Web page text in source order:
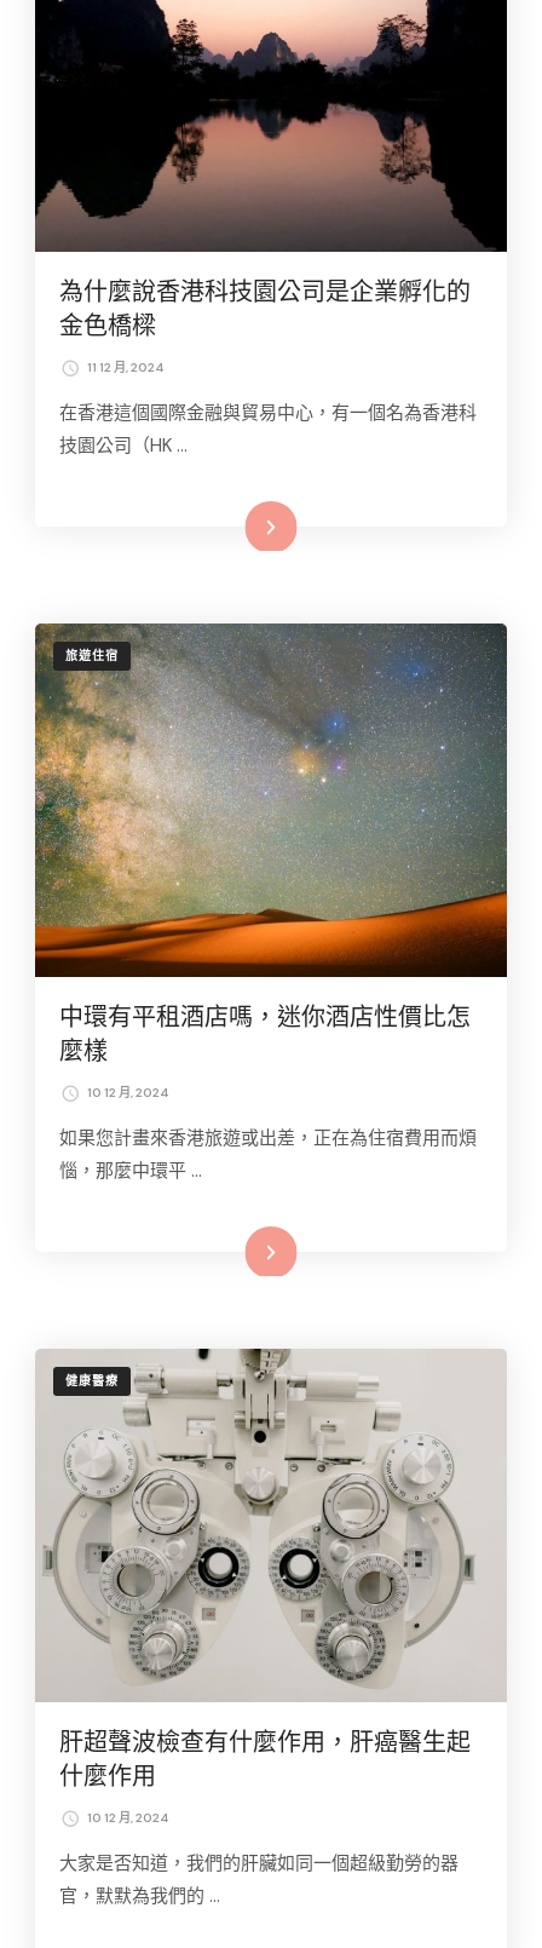
為什麼說香港科技園公司是企業孵化的
金色橋樑
11 12 月, 2024
在香港這個國際金融與貿易中心，有一個名為香港科
技園公司（HK …
Read More
旅遊住宿
中環有平租酒店嗎，迷你酒店性價比怎
麼樣
10 12 月, 2024
如果您計畫來香港旅遊或出差，正在為住宿費用而煩
惱，那麼中環平 …
Read More
健康醫療
肝超聲波檢查有什麼作用，肝癌醫生起
什麼作用
10 12 月, 2024
大家是否知道，我們的肝臟如同一個超級勤勞的器
官，默默為我們的 …